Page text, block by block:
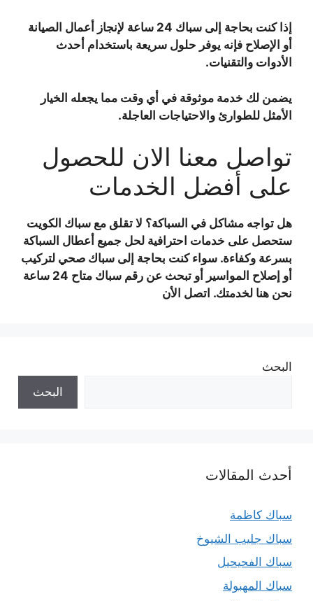
إذا كنت بحاجة إلى سباك 24 ساعة لإنجاز أعمال الصيانة
أو الإصلاح فإنه يوفر حلول سريعة باستخدام أحدث
الأدوات والتقنيات.
يضمن لك خدمة موثوقة في أي وقت مما يجعله الخيار
الأمثل للطوارئ والاحتياجات العاجلة.
تواصل معنا الان للحصول
على أفضل الخدمات
هل تواجه مشاكل في السباكة؟ لا تقلق مع سباك الكويت
ستحصل على خدمات احترافية لحل جميع أعطال السباكة
بسرعة وكفاءة. سواء كنت بحاجة إلى سباك صحي لتركيب
أو إصلاح المواسير أو تبحث عن رقم سباك متاح 24 ساعة
نحن هنا لخدمتك. اتصل الأن
البحث
البحث
أحدث المقالات
سباك كاظمة
سباك جليب الشيوخ
سباك الفحيحيل
سباك المهبولة